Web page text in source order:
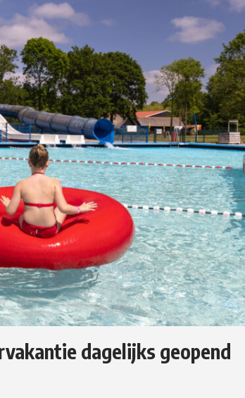
dagelijks geopend